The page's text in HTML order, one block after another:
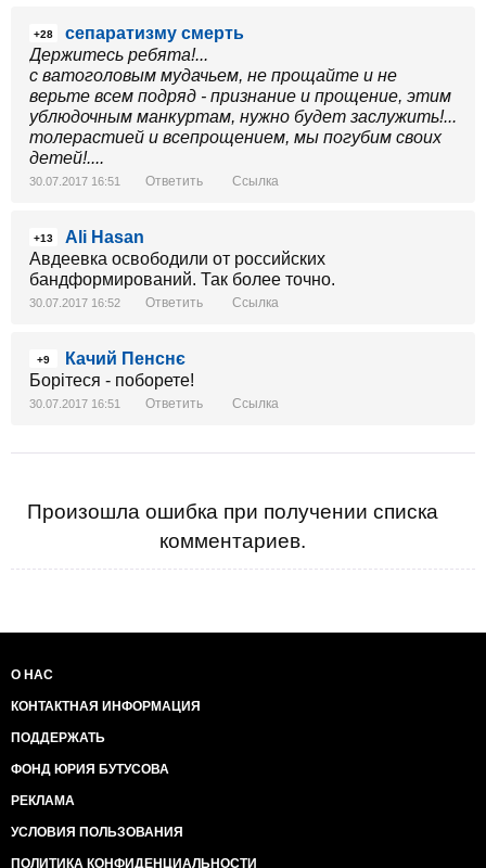
+28
сепаратизму смерть
Держитесь ребята!...
с ватоголовым мудачьем, не прощайте и не
верьте всем подряд - признание и прощение, этим
ублюдочным манкуртам, нужно будет заслужить!...
толерастией и всепрощением, мы погубим своих
детей!....
30.07.2017 16:51 Ответить Ссылка
+13
Ali Hasan
Авдеевка освободили от российских
бандформирований. Так более точно.
30.07.2017 16:52 Ответить Ссылка
+9
Качий Пенснє
Борітеся - поборете!
30.07.2017 16:51 Ответить Ссылка
Произошла ошибка при получении списка
комментариев.
О НАС
КОНТАКТНАЯ ИНФОРМАЦИЯ
ПОДДЕРЖАТЬ
ФОНД ЮРИЯ БУТУСОВА
РЕКЛАМА
УСЛОВИЯ ПОЛЬЗОВАНИЯ
ПОЛИТИКА КОНФИДЕНЦИАЛЬНОСТИ